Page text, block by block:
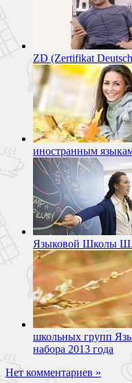
ZD (Zertifikat
иностранным
Языковой Школы
школьных групп
набора 2013 года
Нет комментариев »